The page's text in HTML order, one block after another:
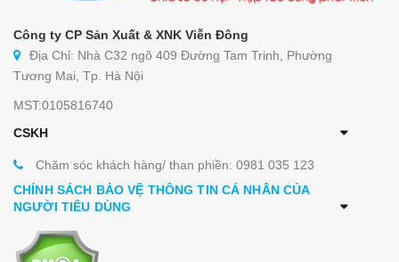
Công ty CP Sản Xuất & XNK Viễn Đông
Địa Chỉ: Nhà C32 ngõ 409 Đường Tam Trinh, Phường
Tương Mai, Tp. Hà Nội
MST:0105816740
CSKH
Chăm sóc khách hàng/ than phiền: 0981 035 123
CHÍNH SÁCH BẢO VỆ THÔNG TIN CÁ NHÂN CỦA
NGƯỜI TIÊU DÙNG